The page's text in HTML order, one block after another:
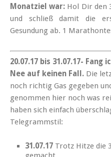
Monatziel war: Hol Dir den
und schließ damit die
Gesundung ab. 1
20.07.17 bis 31.07.17-
Nee auf keinen Fall. Die
noch richtig Gas gegeben
genommen hier noch was
haben sich einfach
Telegrammstil:
31.07.17 Trotz Hitze die